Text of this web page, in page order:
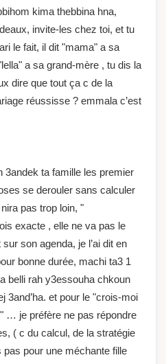
kima thebbina hna,
invite-les chez toi, et tu
le fait, il dit "mama" a sa
a sa grand-mère , tu dis la
dire que tout ça c de la
réussisse ? emmala c’est
3andek ta famille les premier
se derouler sans calculer
pas trop loin, "
exacte , elle ne va pas le
son agenda, je l’ai dit en
bonne durée, machi ta3 1
belli rah y3essouha chkoun
3and’ha. et pour le "crois-moi
… je préfère ne pas répondre
( c du calcul, de la stratégie
pour une méchante fille